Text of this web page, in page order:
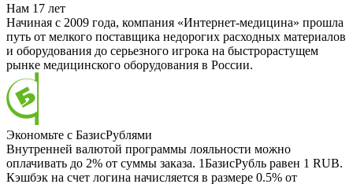
Нам 17 лет
Начиная с 2009 года, компания «Интернет-медицина» прошла
путь от мелкого поставщика недорогих расходных материалов
и оборудования до серьезного игрока на быстрорастущем
рынке медицинского оборудования в России.
Экономьте с БазисРублями
Внутренней валютой программы лояльности можно
оплачивать до 2% от суммы заказа. 1БазисРубль равен 1 RUB.
Кэшбэк на счет логина начисляется в размере 0.5% от